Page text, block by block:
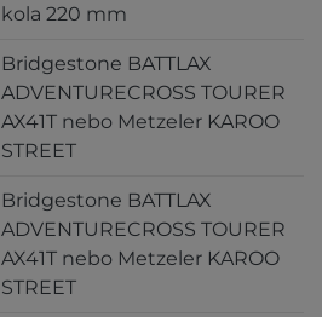
kola 220 mm
Bridgestone BATTLAX
ADVENTURECROSS TOURER
AX41T nebo Metzeler KAROO
STREET
Bridgestone BATTLAX
ADVENTURECROSS TOURER
AX41T nebo Metzeler KAROO
STREET